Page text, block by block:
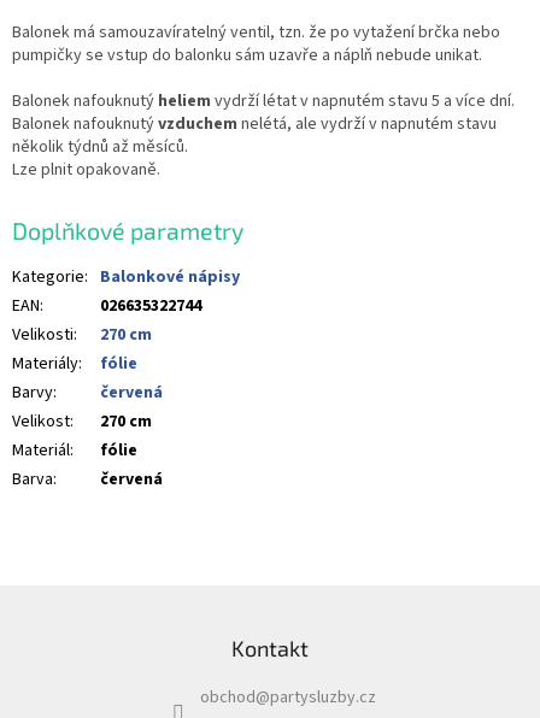
Balonek má samouzavíratelný ventil, tzn. že po vytažení brčka nebo
pumpičky se vstup do balonku sám uzavře a náplň nebude unikat.
Balonek nafouknutý heliem vydrží létat v napnutém stavu 5 a více dní.
Balonek nafouknutývzduchem nelétá, ale vydrží v napnutém stavu
několik týdnů až měsíců.
Lze plnit opakovaně.
Doplňkové parametry
Kategorie: Balonkové nápisy
EAN:
026635322744
Velikosti:
270 cm
Materiály:
fólie
Barvy:
červená
Velikost:
270 cm
Materiál:
fólie
Barva: červená
Kontakt
obchod@partysluzby.cz